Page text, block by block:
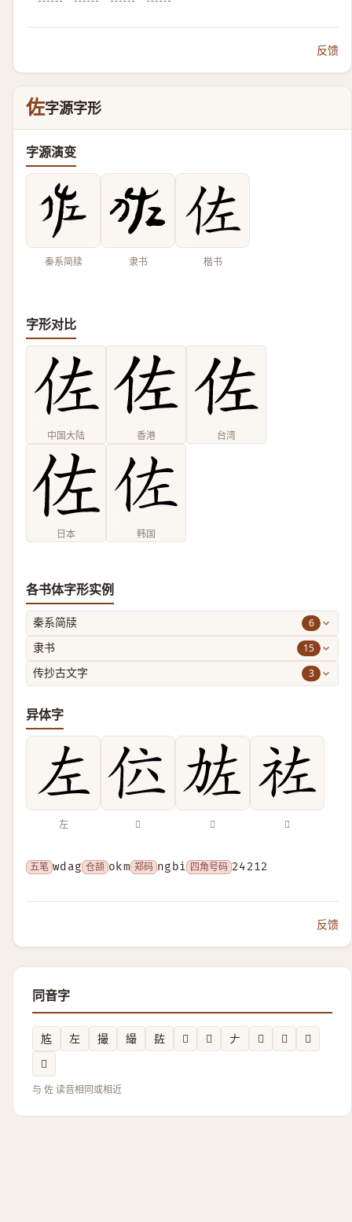
反馈
佐字源字形
字源演变
秦系简牍 隶书 楷书
字形对比
中国大陆 香港 台湾
日本 韩国
各书体字形实例
秦系简牍 6
隶书 15
传抄古文字 3
异体字
左 𠇸 𠡃 𥙀
五笔 wdag 仓颉 okm 郑码 ngbi 四角号码 24212
反馈
同音字
㝾 左 撮 繓 䦈 𦬏 𢀡 𠂇 𪭥 𪱺
𣠹
𧲭
与 佐 读音相同或相近